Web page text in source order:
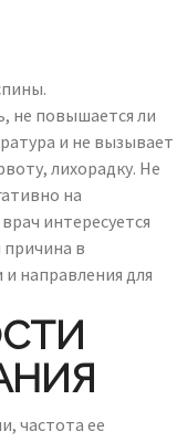
не повышается ли
и не вызывает
лихорадку. Не
на
интересуется
причина в
направления для
частота ее